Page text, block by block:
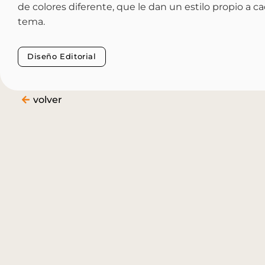
de colores diferente, que le dan un estilo propio a
tema.
Diseño Editorial
volver